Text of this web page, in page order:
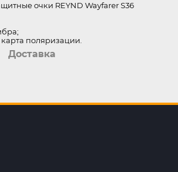
очки REYND Wayfarer S36
карта поляризации.
Доставка